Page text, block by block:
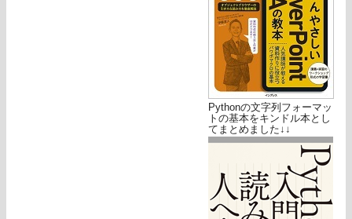
Pythonの文字列フォーマッ
トの基本をキンドル本とし
てまとめました↓↓